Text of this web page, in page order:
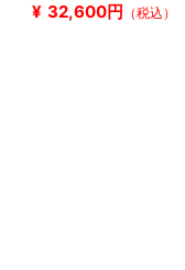
¥ 32,600円 （税込）